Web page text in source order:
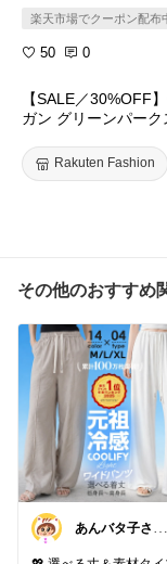
という特徴を持って
夏は、汗や日焼け止
ブラックでも羽織っ
肌に張り付かず、ひ
肩掛け、たすき掛け
あと、このカーデ
カバーしたい時にも
5月28日 00:00 まで
さらに 5月27日
ク！
4,400円のお品が
実質1,000円台で買
どうぞお見逃しなく♩
楽天市場でクーポン配布
50 0
【SALE／30%OFF
ガン グリーンパーク
Rakuten Fashion
その他のおすすめ
あんバタ子さん